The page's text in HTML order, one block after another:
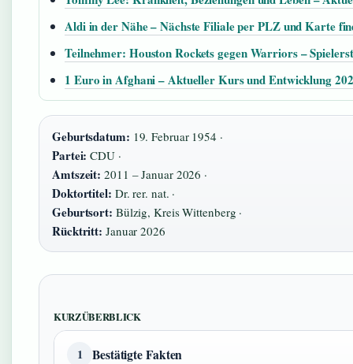
Aldi in der Nähe – Nächste Filiale per PLZ und Karte
Teilnehmer: Houston Rockets gegen Warriors –
1 Euro in Afghani – Aktueller Kurs und Entwicklung
Geburtsdatum: 19. Februar 1954 ·
Partei: CDU ·
Amtszeit: 2011 – Januar 2026 ·
Doktortitel: Dr. rer. nat. ·
Geburtsort: Bülzig, Kreis Wittenberg ·
Rücktritt: Januar 2026
KURZÜBERBLICK
1 Bestätigte Fakten